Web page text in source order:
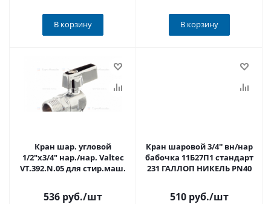
В корзину В корзину
Кран шар. угловой
1/2"х3/4" нар./нар. Valtec
VT.392.N.05 для стир.маш.
536 руб./шт
Кран шаровой 3/4'' вн/нар
бабочка 11Б27П1 стандарт
231 ГАЛЛОП НИКЕЛЬ PN40
510 руб./шт